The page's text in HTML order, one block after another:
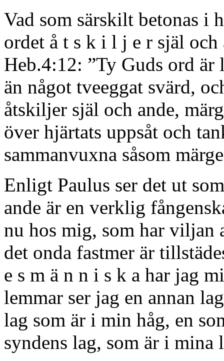
Vad som särskilt betonas i
ordet å t s k i l j e r själ och
Heb.4:12: ”Ty Guds ord är
än något tveeggat svärd,
åtskiljer själ och ande,
över hjärtats uppsåt och
sammanvuxna såsom
Enligt Paulus ser det ut
ande är en verklig
nu hos mig, som har viljan
det onda fastmer är
e s m ä n n i s k a har jag
lemmar ser jag en annan
lag som är i min håg, en
syndens lag, som är i mina